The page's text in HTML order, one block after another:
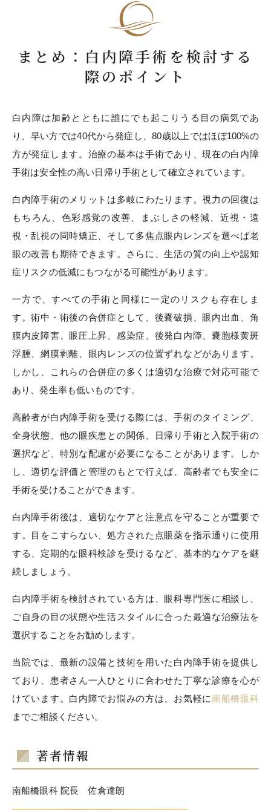
まとめ：白内障手術を検討する
際のポイント
白内障は加齢とともに誰にでも起こりうる目の病気であ
り、早い方では40代から発症し、80歳以上ではほぼ100%の
方が発症します。治療の基本は手術であり、現在の白内障
手術は安全性の高い日帰り手術として確立されています。
白内障手術のメリットは多岐にわたります。視力の回復は
もちろん、色彩感覚の改善、まぶしさの軽減、近視・遠
視・乱視の同時矯正、そして多焦点眼内レンズを選べば老
眼の改善も期待できます。さらに、生活の質の向上や認知
症リスクの低減にもつながる可能性があります。
一方で、すべての手術と同様に一定のリスクも存在しま
す。術中・術後の合併症として、後嚢破損、眼内出血、角
膜内皮障害、眼圧上昇、感染症、後発白内障、嚢胞様黄斑
浮腫、網膜剥離、眼内レンズの位置ずれなどがあります。
しかし、これらの合併症の多くは適切な治療で対応可能で
あり、発生率も低いものです。
高齢者が白内障手術を受ける際には、手術のタイミング、
全身状態、他の眼疾患との関係、日帰り手術と入院手術の
選択など、特別な配慮が必要になることがあります。しか
し、適切な評価と管理のもとで行えば、高齢者でも安全に
手術を受けることができます。
白内障手術後は、適切なケアと注意点を守ることが重要で
す。目をこすらない、処方された点眼薬を指示通りに使用
する、定期的な眼科検診を受けるなど、基本的なケアを継
続しましょう。
白内障手術を検討されている方は、眼科専門医に相談し、
ご自身の目の状態や生活スタイルに合った最適な治療法を
選択することをお勧めします。
当院では、最新の設備と技術を用いた白内障手術を提供し
ており、患者さん一人ひとりに合わせた丁寧な診療を心が
けています。白内障でお悩みの方は、お気軽に南船橋眼科
までご相談ください。
著者情報
南船橋眼科 院長 佐倉達朗